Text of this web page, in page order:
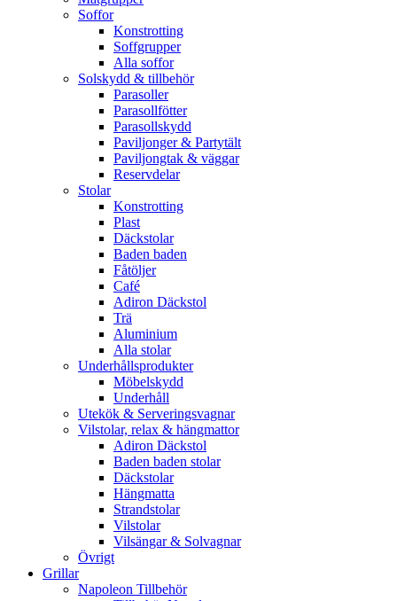
Soffor
Konstrotting
Soffgrupper
Alla soffor
Solskydd & tillbehör
Parasoller
Parasollfötter
Parasollskydd
Paviljonger & Partytält
Paviljongtak & väggar
Reservdelar
Stolar
Konstrotting
Plast
Däckstolar
Baden baden
Fåtöljer
Café
Adiron Däckstol
Trä
Aluminium
Alla stolar
Underhållsprodukter
Möbelskydd
Underhåll
Utekök & Serveringsvagnar
Vilstolar, relax & hängmattor
Adiron Däckstol
Baden baden stolar
Däckstolar
Hängmatta
Strandstolar
Vilstolar
Vilsängar & Solvagnar
Övrigt
Grillar
Napoleon Tillbehör